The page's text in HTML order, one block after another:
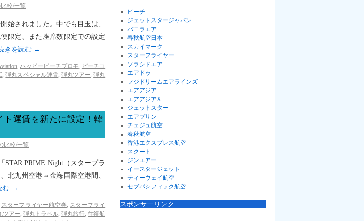
較/一覧
始されました。中でも目玉は、
限定、また座席数限定での設定
きを読む →
,ハッピーピーチプロモ, ピーチコ
,弾丸スペシャル運賃, 弾丸ツアー,弾丸
ト運賃を新たに設定！韓
比較/一覧
STAR PRIME Night（スタープラ
北九州空港⇔金海国際空港間、
む →
スターフライヤー航空券, スターフライ
ツアー, 弾丸トラベル, 弾丸旅行, 往復航
ピーチ
ジェットスタージャパン
バニラエア
春秋航空日本
スカイマーク
スターフライヤー
ソラシドエア
エアドゥ
フジドリームエアラインズ
エアアジア
エアアジアX
ジェットスター
エアプサン
チェジュ航空
春秋航空
香港エクスプレス航空
スクート
ジンエアー
イースタージェット
ティーウェイ航空
セブパシフィック航空
スポンサーリンク